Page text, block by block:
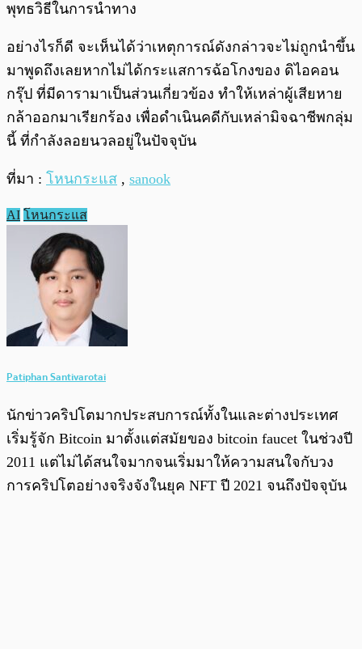
พุทธวิธีในการนำทาง
อย่างไรก็ดี จะเห็นได้ว่าเหตุการณ์ดังกล่าวจะไม่ถูกนำขึ้น
มาพูดถึงเลยหากไม่ได้กระแสการฉ้อโกงของ ดิไอคอน
กรุ๊ป ที่มีดารามาเป็นส่วนเกี่ยวข้อง ทำให้เหล่าผู้เสียหาย
กล้าออกมาเรียกร้อง เพื่อดำเนินคดีกับเหล่ามิจฉาชีพกลุ่ม
นี้ ที่กำลังลอยนวลอยู่ในปัจจุบัน
ที่มา : โหนกระแส , sanook
AI โหนกระแส
Patiphan Santivarotai
นักข่าวคริปโตมากประสบการณ์ทั้งในและต่างประเทศ
เริ่มรู้จัก Bitcoin มาตั้งแต่สมัยของ bitcoin faucet ในช่วงปี
2011 แต่ไม่ได้สนใจมากจนเริ่มมาให้ความสนใจกับวง
การคริปโตอย่างจริงจังในยุค NFT ปี 2021 จนถึงปัจจุบัน